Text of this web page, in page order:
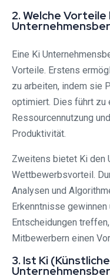
2. Welche
Eine Ki
Vorteile. Erstens
zu arbeiten, indem sie
optimiert. Dies führt zu
Ressourcennutzung
Produktivität.
Zweitens bietet Ki den
Wettbewerbsvorteil.
Analysen und
Erkenntnisse
Entscheidungen
Mitbewerbern einen
3. Ist Ki